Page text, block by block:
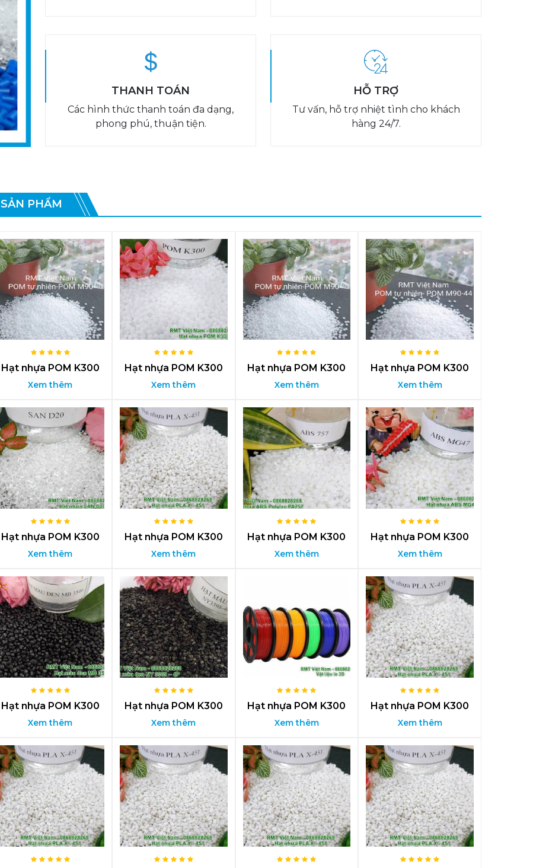
THANH TOÁN
Các hình thức thanh toán đa dạng,
phong phú, thuận tiện.
HỖ TRỢ
Tư vấn, hỗ trợ nhiệt tình cho khách
hàng 24/7.
SẢN PHẨM
Hạt nhựa POM K300
Xem thêm
Hạt nhựa POM K300
Xem thêm
Hạt nhựa POM K300
Xem thêm
Hạt nhựa POM K300
Xem thêm
Hạt nhựa POM K300
Xem thêm
Hạt nhựa POM K300
Xem thêm
Hạt nhựa POM K300
Xem thêm
Hạt nhựa POM K300
Xem thêm
Hạt nhựa POM K300
Xem thêm
Hạt nhựa POM K300
Xem thêm
Hạt nhựa POM K300
Xem thêm
Hạt nhựa POM K300
Xem thêm